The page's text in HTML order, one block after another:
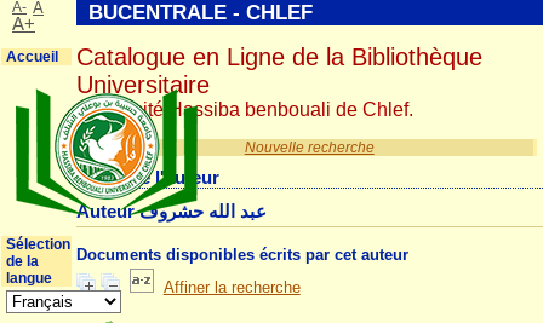
Nouvelle recherche
Détail de l'auteur
Auteur عبد الله حشروف
Documents disponibles écrits par cet auteur
Affiner la recherche
BUCENTRALE - CHLEF
Catalogue en Ligne de la Bibliothèque
Universitaire
Université Hassiba benbouali de Chlef.
A- A
A+
Accueil
Sélection
de la
langue